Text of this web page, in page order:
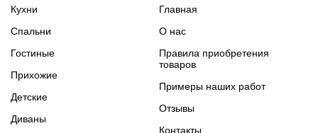
Кухни
Спальни
Гостиные
Прихожие
Детские
Диваны
Главная
О нас
Правила приобретения
товаров
Примеры наших работ
Отзывы
Контакты